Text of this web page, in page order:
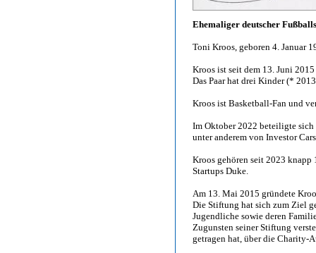
Ehemaliger deutscher
Toni Kroos, geboren 4. Januar
Kroos ist seit dem 13. Juni
Das Paar hat drei Kinder (*
Kroos ist Basketball-Fan und
Im Oktober 2022 beteiligte
unter anderem von Investor
Kroos gehören seit 2023
Startups Duke.
Am 13. Mai 2015 gründete
Die Stiftung hat sich zum Ziel
Jugendliche sowie deren
Zugunsten seiner Stiftung
getragen hat, über die